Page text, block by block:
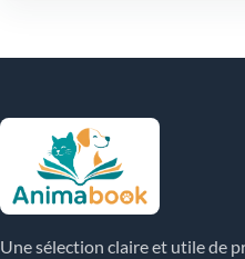
Une sélection claire et utile de